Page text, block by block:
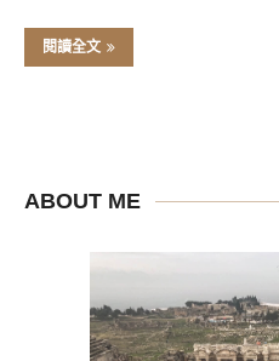
閱讀全文
ABOUT ME